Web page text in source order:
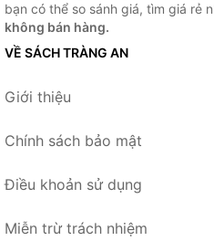
bạn có thể so sánh giá, tìm giá rẻ
không bán hàng.
VỀ SÁCH TRÀNG AN
Giới thiệu
Chính sách bảo mật
Điều khoản sử dụng
Miễn trừ trách nhiệm